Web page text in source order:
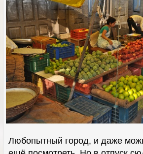
Любопытный город, и даже